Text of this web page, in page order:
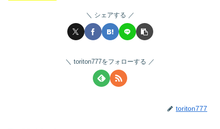
シェアする
toriton777をフォローする
toriton777